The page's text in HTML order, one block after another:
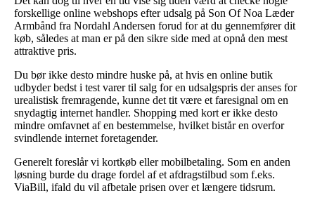
forskellige online webshops efter udsalg på Son Of Noa Læder
Armbånd fra Nordahl Andersen forud for at du gennemfører dit
køb, således at man er på den sikre side med at opnå den mest
attraktive pris.
Du bør ikke desto mindre huske på, at hvis en online butik
udbyder bedst i test varer til salg for en udsalgspris der anses for
urealistisk fremragende, kunne det tit være et faresignal om en
snydagtig internet handler. Shopping med kort er ikke desto
mindre omfavnet af en bestemmelse, hvilket bistår en overfor
svindlende internet foretagender.
Generelt foreslår vi kortkøb eller mobilbetaling. Som en anden
løsning burde du drage fordel af et afdragstilbud som f.eks.
ViaBill, ifald du vil afbetale prisen over et længere tidsrum.